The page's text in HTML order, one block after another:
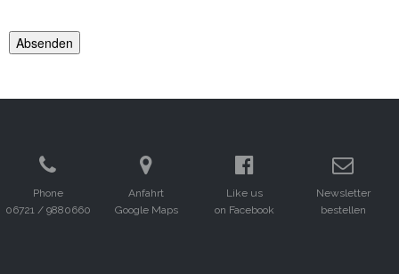
Phone
06721 / 9880660
Anfahrt
Google Maps
Like us
on Facebook
Newsletter
bestellen